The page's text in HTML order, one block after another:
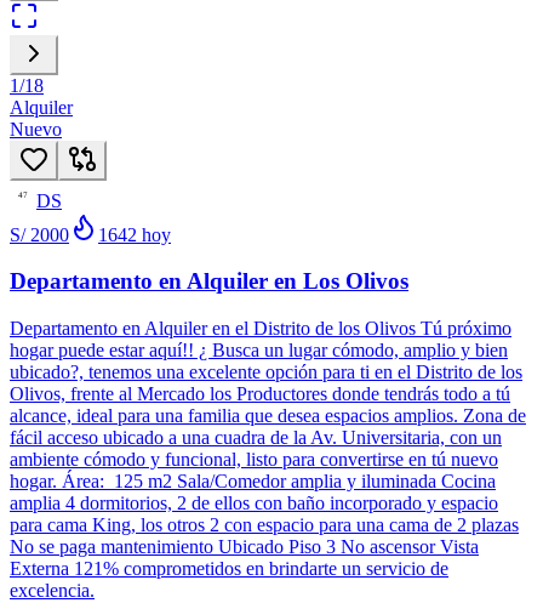
1/18
Alquiler
Nuevo
47
DS
S/ 2000
1642 hoy
Departamento en Alquiler en Los Olivos
Departamento en Alquiler en el Distrito de los Olivos Tú próximo
hogar puede estar aquí!! ¿ Busca un lugar cómodo, amplio y bien
ubicado?, tenemos una excelente opción para ti en el Distrito de los
Olivos, frente al Mercado los Productores donde tendrás todo a tú
alcance, ideal para una familia que desea espacios amplios. Zona de
fácil acceso ubicado a una cuadra de la Av. Universitaria, con un
ambiente cómodo y funcional, listo para convertirse en tú nuevo
hogar. Área: 125 m2 Sala/Comedor amplia y iluminada Cocina
amplia 4 dormitorios, 2 de ellos con baño incorporado y espacio
para cama King, los otros 2 con espacio para una cama de 2 plazas
No se paga mantenimiento Ubicado Piso 3 No ascensor Vista
Externa 121% comprometidos en brindarte un servicio de
excelencia.